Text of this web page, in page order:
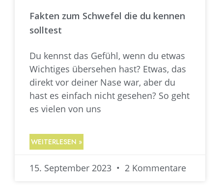
Fakten zum Schwefel die du kennen
solltest
Du kennst das Gefühl, wenn du etwas
Wichtiges übersehen hast? Etwas, das
direkt vor deiner Nase war, aber du
hast es einfach nicht gesehen? So geht
es vielen von uns
WEITERLESEN »
15. September 2023 2 Kommentare